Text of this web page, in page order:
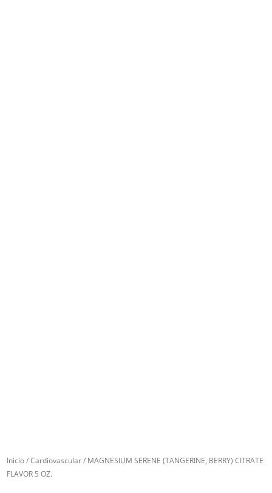
Inicio/Cardiovascular/ MAGNESIUM SERENE (TANGERINE, BERRY) CITRATE
FLAVOR 5 OZ.